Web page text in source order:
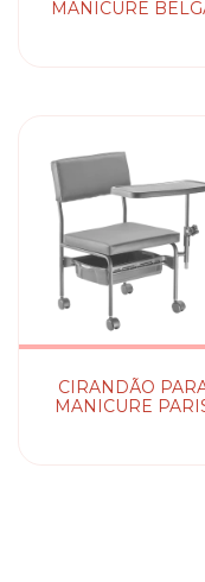
MANICURE
CIRANDÃO
MANICURE